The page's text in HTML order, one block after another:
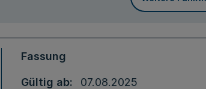
Fassung
Gültig ab 07.08.2025